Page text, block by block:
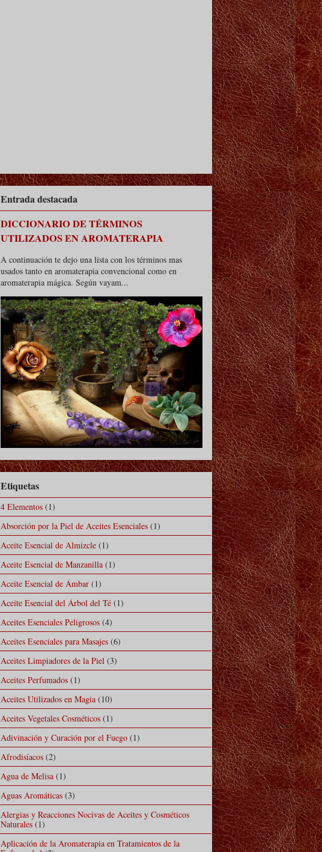
Entrada destacada
DICCIONARIO DE TÉRMINOS
UTILIZADOS EN AROMATERAPIA
A continuación te dejo una lista con los términos mas
usados tanto en aromaterapia convencional como en
aromaterapia mágica. Según vayam...
Etiquetas
4 Elementos (1)
Absorción por la Piel de Aceites Esenciales (1)
Aceite Esencial de Almizcle (1)
Aceite Esencial de Manzanilla (1)
Aceite Esencial de Ámbar (1)
Aceite Esencial del Árbol del Té (1)
Aceites Esenciales Peligrosos (4)
Aceites Esenciales para Masajes (6)
Aceites Limpiadores de la Piel (3)
Aceites Perfumados (1)
Aceites Utilizados en Magia (10)
Aceites Vegetales Cosméticos (1)
Adivinación y Curación por el Fuego (1)
Afrodisíacos (2)
Agua de Melisa (1)
Aguas Aromáticas (3)
Alergias y Reacciones Nocivas de Aceites y Cosméticos
Naturales (1)
Aplicación de la Aromaterapia en Tratamientos de la